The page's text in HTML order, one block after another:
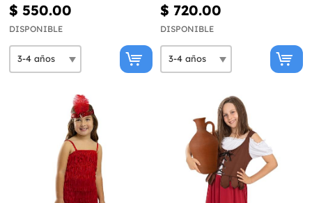
$ 550.00
DISPONIBLE
$ 720.00
DISPONIBLE